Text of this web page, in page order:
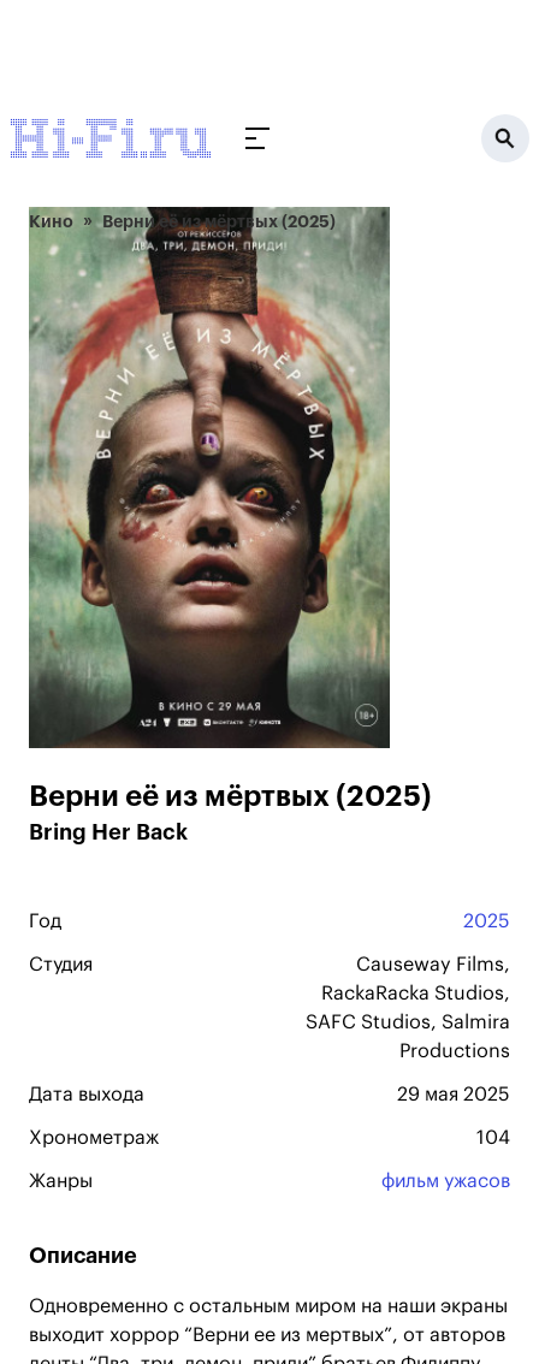
Кино Верни её из мёртвых (2025)
Верни её из мёртвых (2025)
Bring Her Back
Год 2025
Студия
Causeway Films,
RackaRacka Studios,
SAFC Studios, Salmira
Productions
Дата выхода 29 мая 2025
Хронометраж 104
Жанры фильм ужасов
Описание
Одновременно с остальным миром на наши экраны
выходит хоррор “Верни ее из мертвых”, от авторов